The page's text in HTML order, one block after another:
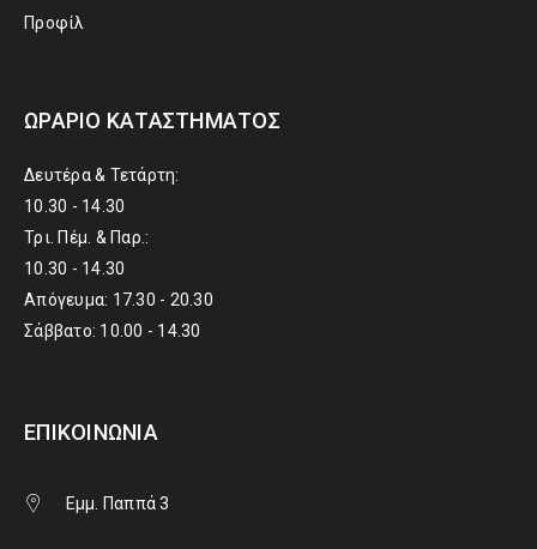
Προφίλ
ΩΡΆΡΙΟ ΚΑΤΑΣΤΉΜΑΤΟΣ
Δευτέρα & Τετάρτη:
10.30 - 14.30
Τρι. Πέμ. & Παρ.:
10.30 - 14.30
Απόγευμα: 17.30 - 20.30
Σάββατο: 10.00 - 14.30
ΕΠΙΚΟΙΝΩΝΊΑ
Εμμ. Παππά 3